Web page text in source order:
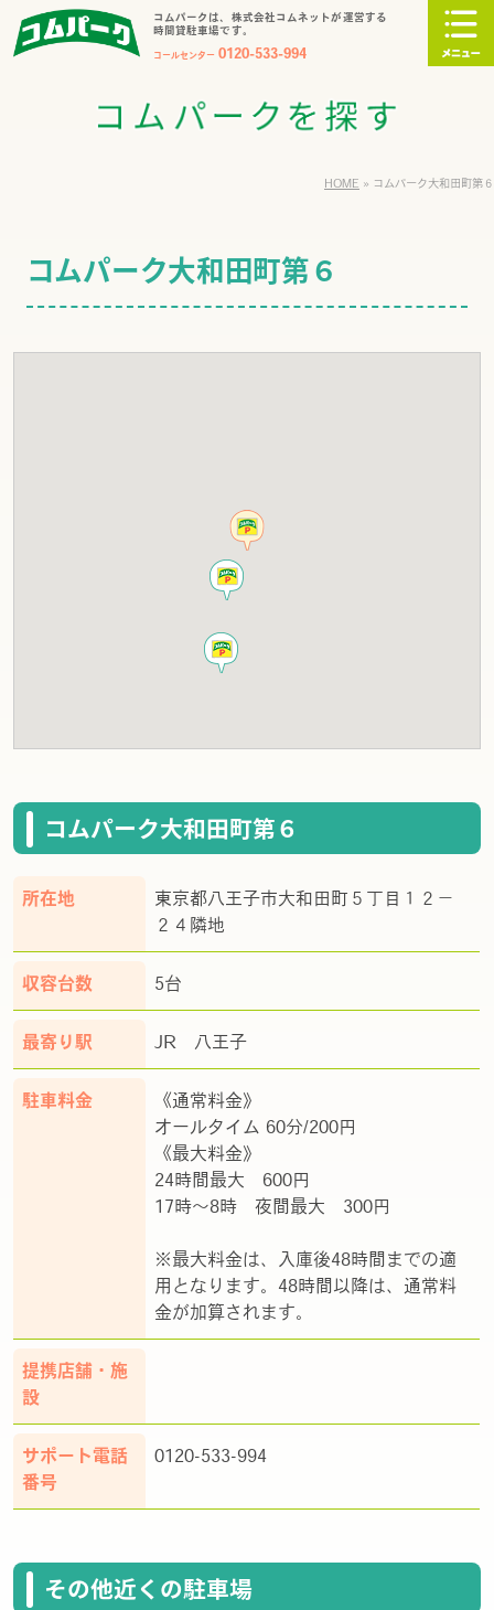
コムパークは、株式会社コムネットが運営する
時間貸駐車場です。
コールセンター 0120-533-994
HOME » コムパーク大和田町第６
コムパーク大和田町第６
コムパーク大和田町第６
所在地
東京都八王子市大和田町５丁目１２－
２４隣地
収容台数 5台
最寄り駅 JR 八王子
駐車料金
《通常料金》
オールタイム 60分/200円
《最大料金》
24時間最大 600円
17時～8時 夜間最大 300円
※最大料金は、入庫後48時間までの適
用となります。48時間以降は、通常料
金が加算されます。
提携店舗・施
設
サポート電話
番号
0120-533-994
その他近くの駐車場